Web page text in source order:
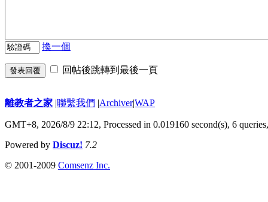
換一個
發表回覆 回帖後跳轉到最後一頁
離教者之家 |聯繫我們 |Archiver|WAP
GMT+8, 2026/8/9 22:12, Processed in 0.019160 second(s), 6
Powered by Discuz! 7.2
© 2001-2009 Comsenz Inc.